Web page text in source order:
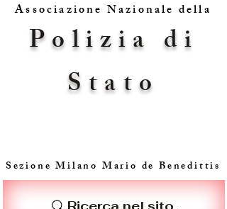
Associazione Nazionale della
Sezione Milano Mario de Benedittis
Polizia di
Stato